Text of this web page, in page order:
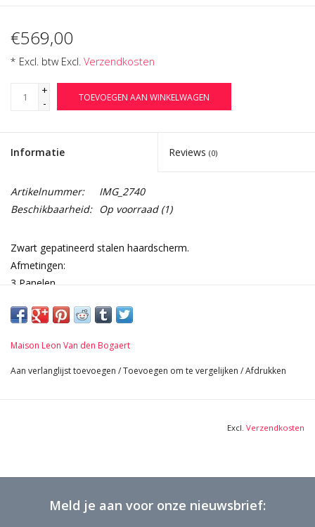
€569,00
* Excl. btw Excl. Verzendkosten
+
-
TOEVOEGEN AAN WINKELWAGEN
Informatie Reviews (0)
Artikelnummer:
IMG_2740
Beschikbaarheid: Op voorraad(1)
Zwart gepatineerd stalen haardscherm.
Afmetingen:
3 Panelen
30 cm + 77 cm + 30 cm Breed 11,81 Inch + 30,31 Inch + 11,81
Maison Leon Van den Bogaert
Aan verlanglijst toevoegen /Toevoegen om te vergelijken /Afdrukken
Excl. Verzendkosten
Meld je aan voor onze nieuwsbrief: